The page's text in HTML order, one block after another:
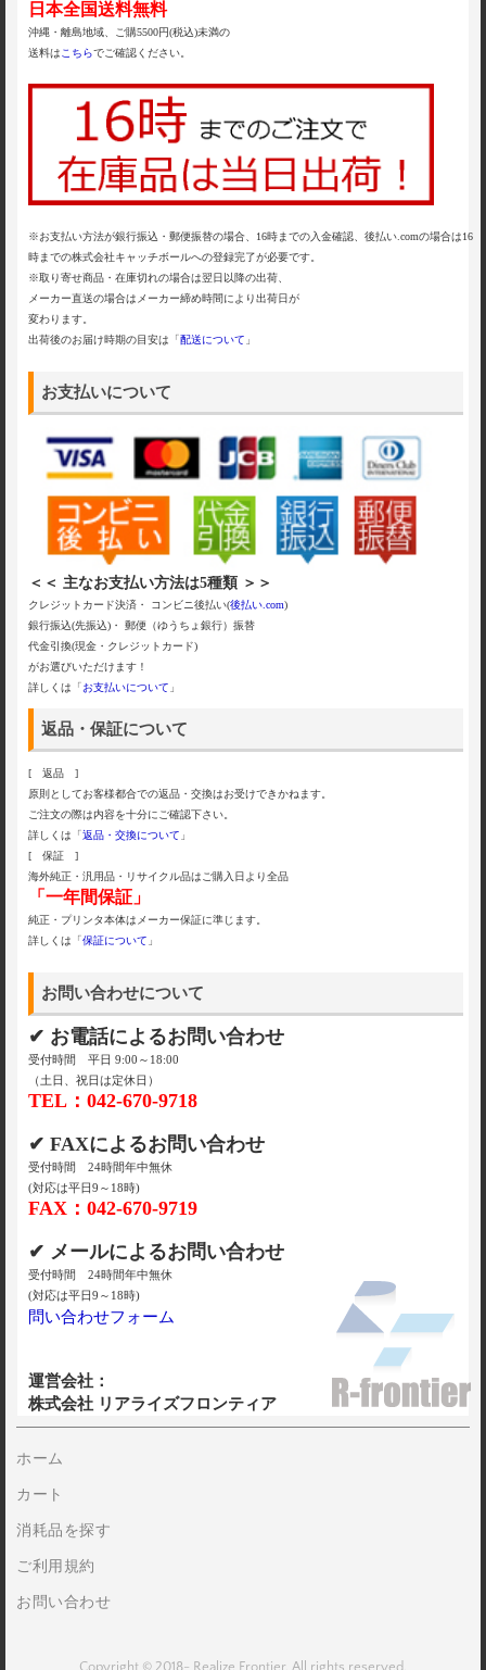
日本全国送料無料
沖縄・離島地域、ご購5500円(税込)未満の
送料は こちらでご確認ください。
※お支払い方法が銀行振込・郵便振替の場合、16時までの入金確認、後払い.comの場合は16
時までの株式会社キャッチボールへの登録完了が必要です。
※取り寄せ商品・在庫切れの場合は翌日以降の出荷、
メーカー直送の場合はメーカー締め時間により出荷日が
変わります。
出荷後のお届け時期の目安は「 配送について 」
お支払いについて
＜＜ 主なお支払い方法は5種類 ＞＞
クレジットカード決済・ コンビニ後払い(後払い.com)
銀行振込(先振込)・ 郵便（ゆうちょ銀行）振替
代金引換(現金・クレジットカード)
がお選びいただけます！
詳しくは「お支払いについて 」
返品・保証について
[ 返品 ]
原則としてお客様都合での返品・交換はお受けできかねます。
ご注文の際は内容を十分にご確認下さい。
詳しくは「返品・交換について 」
[ 保証 ]
海外純正・汎用品・リサイクル品はご購入日より全品
「一年間保証」
純正・プリンタ本体はメーカー保証に準じます。
詳しくは「保証について 」
お問い合わせについて
✔ お電話によるお問い合わせ
受付時間 平日 9:00～18:00
（土日、祝日は定休日）
TEL：042-670-9718
✔ FAXによるお問い合わせ
受付時間 24時間年中無休
(対応は平日9～18時)
FAX：042-670-9719
✔ メールによるお問い合わせ
受付時間 24時間年中無休
(対応は平日9～18時)
問い合わせフォーム
運営会社：
株式会社 リアライズフロンティア
ホーム
カート
消耗品を探す
ご利用規約
お問い合わせ
Copyright © 2018- Realize Frontier. All rights reserved.